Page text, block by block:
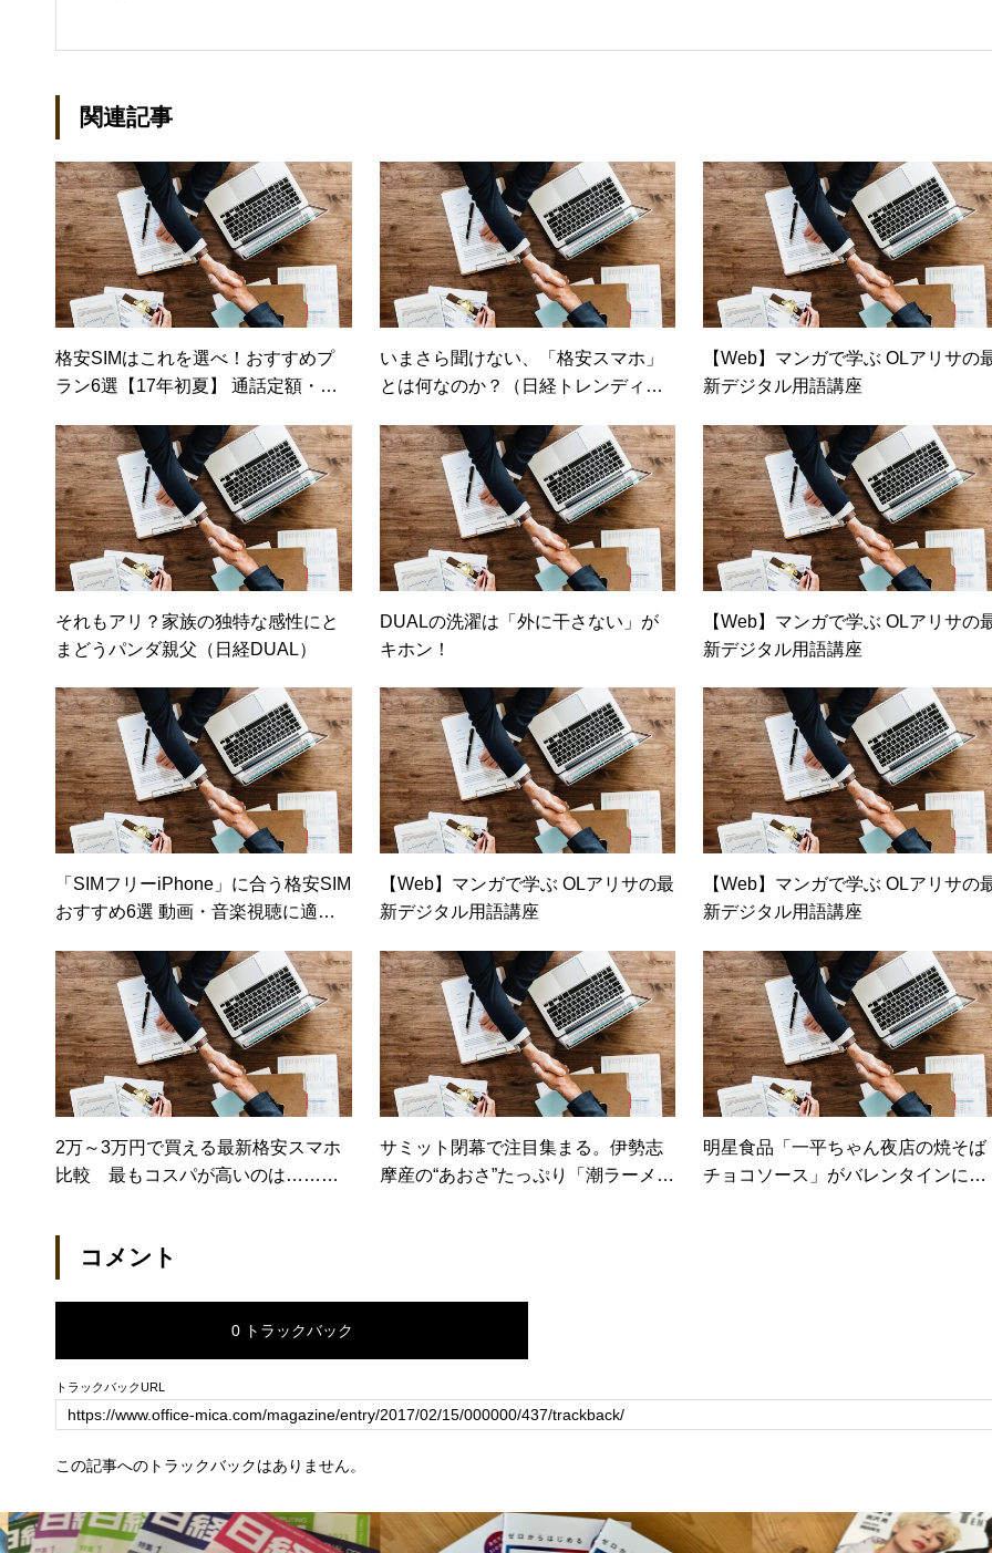
関連記事
格安SIMはこれを選べ！おすすめプ
ラン6選【17年初夏】 通話定額・大
ット】
いまさら聞けない、「格安スマホ」
とは何なのか？（日経トレンディネ
【Web】マンガで学ぶ OLアリサの
新デジタル用語講座
それもアリ？家族の独特な感性にと
まどうパンダ親父（日経DUAL）
DUALの洗濯は「外に干さない」が
キホン！
【Web】マンガで学ぶ OLアリサの
新デジタル用語講座
「SIMフリーiPhone」に合う格安SIM
おすすめ6選 動画・音楽視聴に適す
ト】
【Web】マンガで学ぶ OLアリサの最
新デジタル用語講座
【Web】マンガで学ぶ OLアリサの
新デジタル用語講座
2万～3万円で買える最新格安スマホ
比較 最もコスパが高いのは……
サミット閉幕で注目集まる。伊勢志
摩産の“あおさ”たっぷり「潮ラーメ
明星食品「一平ちゃん夜店の焼そば
チョコソース」がバレンタインに向
コメント
0 トラックバック
トラックバックURL
この記事へのトラックバックはありません。